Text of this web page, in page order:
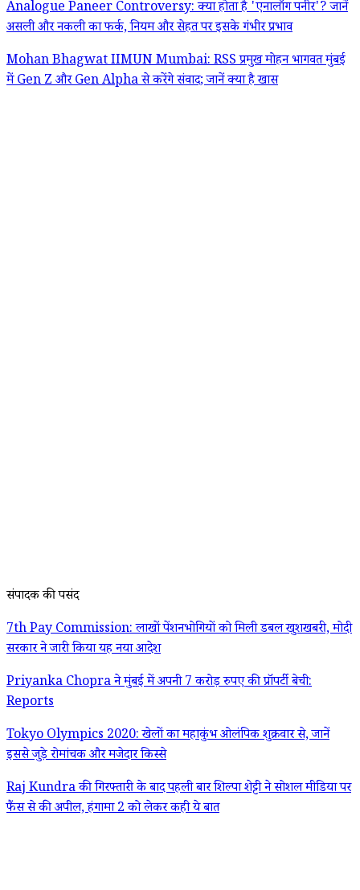
Analogue Paneer Controversy: क्या होता है 'एनालॉग पनीर'? जानें
असली और नकली का फर्क, नियम और सेहत पर इसके गंभीर प्रभाव
Mohan Bhagwat IIMUN Mumbai: RSS प्रमुख मोहन भागवत मुंबई
में Gen Z और Gen Alpha से करेंगे संवाद; जानें क्या है खास
संपादक की पसंद
7th Pay Commission: लाखों पेंशनभोगियों को मिली डबल खुशखबरी, मोदी
सरकार ने जारी किया यह नया आदेश
Priyanka Chopra ने मुंबई में अपनी 7 करोड़ रुपए की प्रॉपर्टी बेची:
Reports
Tokyo Olympics 2020: खेलों का महाकुंभ ओलंपिक शुक्रवार से, जानें
इससे जुड़े रोमांचक और मजेदार किस्से
Raj Kundra की गिरफ्तारी के बाद पहली बार शिल्पा शेट्टी ने सोशल मीडिया पर
फैंस से की अपील, हंगामा 2 को लेकर कही ये बात